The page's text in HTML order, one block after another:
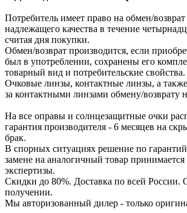
Потребитель имеет право на обмен/возврат
надлежащего качества в течение
считая дня покупки.
Обмен/возврат производится, если
был в употреблении, сохранены его
товарный вид и потребительские свойства.
Очковые линзы, контактные линзы, а
за контактными линзами обмену/возврату
На все оправы и солнцезащитные очки
гарантия производителя - 6 месяцев на
брак.
В спорных ситуациях решение по
замене на аналогичный товар принимается
экспертизы.
Скидки до 80%. Доставка по всей России.
получении.
Мы авторизованный дилер - только